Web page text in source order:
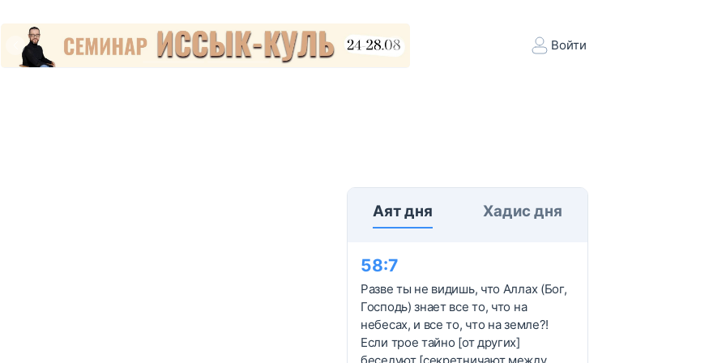
Войти
Аят дня Хадис дня
58:7
Разве ты не видишь, что Аллах (Бог,
Господь) знает все то, что на
небесах, и все то, что на земле?!
Если трое тайно [от других]